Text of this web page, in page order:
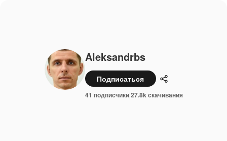
Aleksandrbs
Подписаться Поделиться
41 подписчики|27.8k скачивания